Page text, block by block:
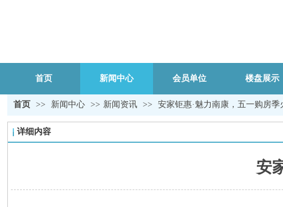
首页 新闻中心 会员单位 楼盘展示
首页 >> 新闻中心 >> 新闻资讯 >> 安家钜惠·魅力南康，五一购房季
详细内容
安